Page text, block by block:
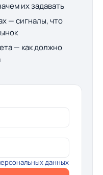
их задавать
— сигналы, что
— как должно
данных